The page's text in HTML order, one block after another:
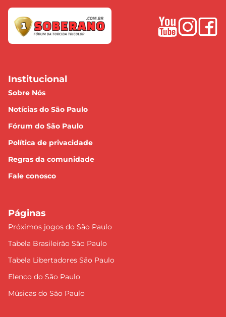
Institucional
Sobre Nós
Notícias do São Paulo
Fórum do São Paulo
Política de privacidade
Regras da comunidade
Fale conosco
Páginas
Próximos jogos do São Paulo
Tabela Brasileirão São Paulo
Tabela Libertadores São Paulo
Elenco do São Paulo
Músicas do São Paulo